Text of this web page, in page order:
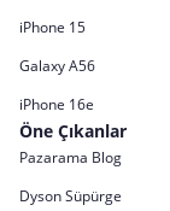
iPhone 15
Galaxy A56
iPhone 16e
Öne Çıkanlar
Pazarama Blog
Dyson Süpürge